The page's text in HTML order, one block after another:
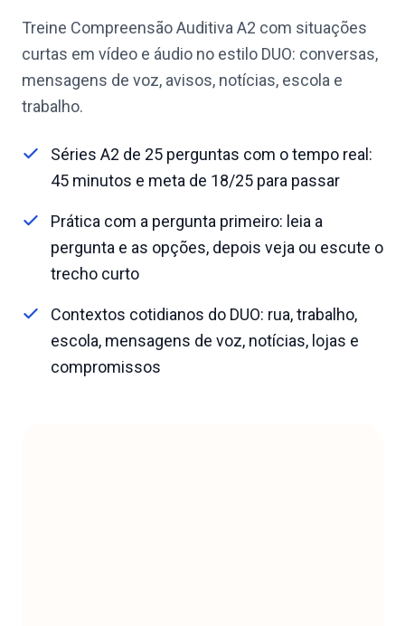
Treine Compreensão Auditiva A2 com situações
curtas em vídeo e áudio no estilo DUO: conversas,
mensagens de voz, avisos, notícias, escola e
trabalho.
Séries A2 de 25 perguntas com o tempo real:
45 minutos e meta de 18/25 para passar
Prática com a pergunta primeiro: leia a
pergunta e as opções, depois veja ou escute o
trecho curto
Contextos cotidianos do DUO: rua, trabalho,
escola, mensagens de voz, notícias, lojas e
compromissos